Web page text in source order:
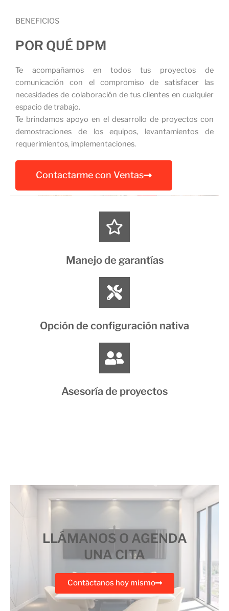
BENEFICIOS
POR QUÉ DPM
Te acompañamos en todos tus proyectos de
comunicación con el compromiso de satisfacer las
necesidades de colaboración de tus clientes en cualquier
espacio de trabajo.
Te brindamos apoyo en el desarrollo de proyectos con
demostraciones de los equipos, levantamientos de
requerimientos, implementaciones.
Contactarme con Ventas
Manejo de garantías
Opción de configuración nativa
Asesoría de proyectos
LLÁMANOS O AGENDA
UNA CITA
Contáctanos hoy mismo